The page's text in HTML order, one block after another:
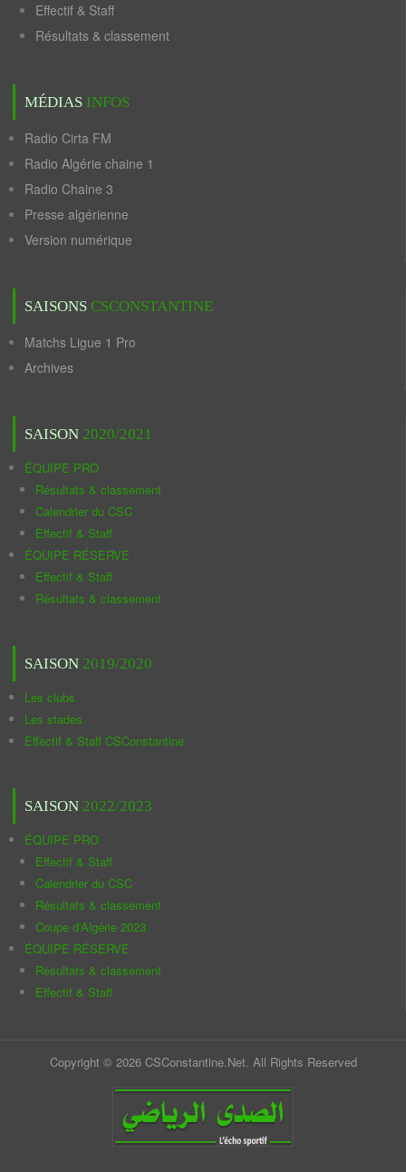
Effectif & Staff
Résultats & classement
MÉDIAS INFOS
Radio Cirta FM
Radio Algérie chaine 1
Radio Chaine 3
Presse algérienne
Version numérique
SAISONS CSCONSTANTINE
Matchs Ligue 1 Pro
Archives
SAISON 2020/2021
ÉQUIPE PRO
Résultats & classement
Calendrier du CSC
Effectif & Staff
ÉQUIPE RÉSERVE
Effectif & Staff
Résultats & classement
SAISON 2019/2020
Les clubs
Les stades
Effectif & Staff CSConstantine
SAISON 2022/2023
ÉQUIPE PRO
Effectif & Staff
Calendrier du CSC
Résultats & classement
Coupe d'Algérie 2023
ÉQUIPE RÉSERVE
Résultats & classement
Effectif & Staff
Copyright © 2026 CSConstantine.Net. All Rights Reserved